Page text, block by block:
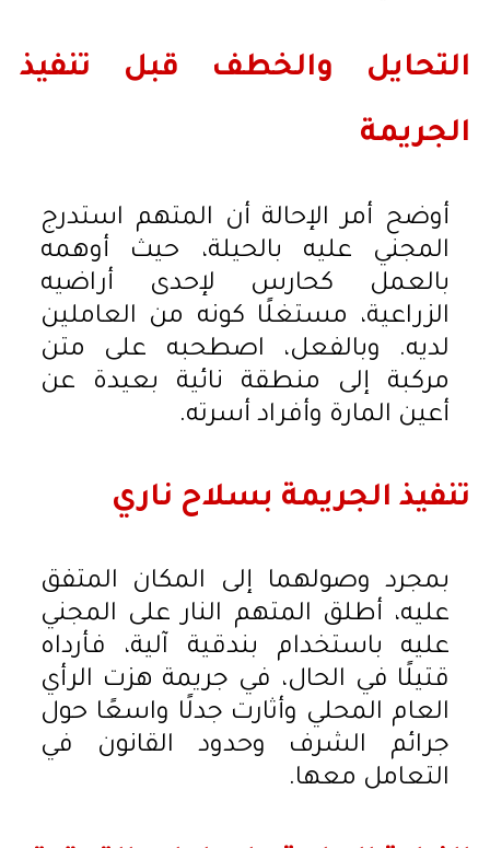
التحايل والخطف قبل تنفيذ
الجريمة
أوضح أمر الإحالة أن المتهم استدرج
المجني عليه بالحيلة، حيث أوهمه
بالعمل كحارس لإحدى أراضيه
الزراعية، مستغلًا كونه من العاملين
لديه. وبالفعل، اصطحبه على متن
مركبة إلى منطقة نائية بعيدة عن
أعين المارة وأفراد أسرته.
تنفيذ الجريمة بسلاح ناري
بمجرد وصولهما إلى المكان المتفق
عليه، أطلق المتهم النار على المجني
عليه باستخدام بندقية آلية، فأرداه
قتيلًا في الحال، في جريمة هزت الرأي
العام المحلي وأثارت جدلًا واسعًا حول
جرائم الشرف وحدود القانون في
التعامل معها.